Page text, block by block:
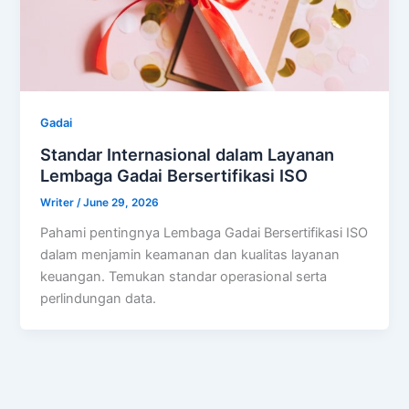
Gadai
Standar Internasional dalam Layanan
Lembaga Gadai Bersertifikasi ISO
Writer/June 29, 2026
Pahami pentingnya Lembaga Gadai Bersertifikasi ISO
dalam menjamin keamanan dan kualitas layanan
keuangan. Temukan standar operasional serta
perlindungan data.